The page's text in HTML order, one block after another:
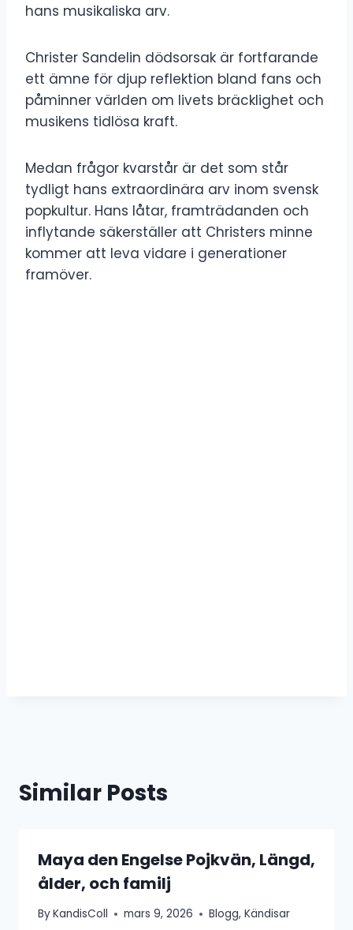
hans musikaliska arv.
Christer Sandelin dödsorsak är fortfarande
ett ämne för djup reflektion bland fans och
påminner världen om livets bräcklighet och
musikens tidlösa kraft.
Medan frågor kvarstår är det som står
tydligt hans extraordinära arv inom svensk
popkultur. Hans låtar, framträdanden och
inflytande säkerställer att Christers minne
kommer att leva vidare i generationer
framöver.
Similar Posts
Maya den Engelse Pojkvän, Längd,
ålder, och familj
ByKandisColl mars 9, 2026 Blogg,Kändisar